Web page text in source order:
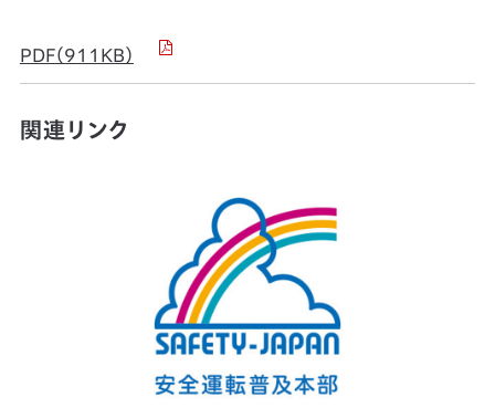
PDF（911KB）
関連リンク